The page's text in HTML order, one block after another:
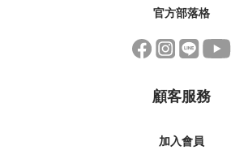
官方部落格
顧客服務
加入會員